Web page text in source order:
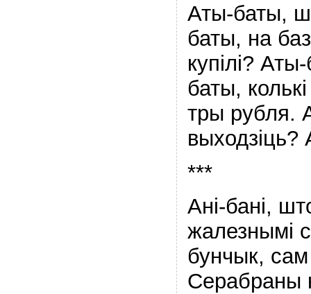
Аты-баты,
баты, на
купілі?
баты,
тры рубля.
выходзіць?
***
Ані-бані,
жалезнымі
бунчык,
Серабраны